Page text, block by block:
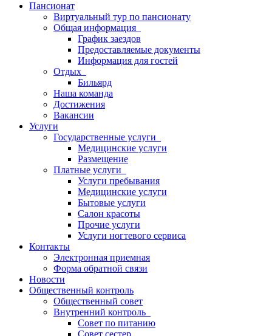
Пансионат
Виртуальный тур по пансионату
Общая информация
График заездов
Предоставляемые документы
Информация для гостей
Отдых
Бильярд
Наша команда
Достижения
Вакансии
Услуги
Государственные услуги
Медицинские услуги
Размещение
Платные услуги
Услуги пребывания
Медицинские услуги
Бытовые услуги
Салон красоты
Прочие услуги
Услуги ногтевого сервиса
Контакты
Электронная приемная
Форма обратной связи
Новости
Общественный контроль
Общественный совет
Внутренний контроль
Совет по питанию